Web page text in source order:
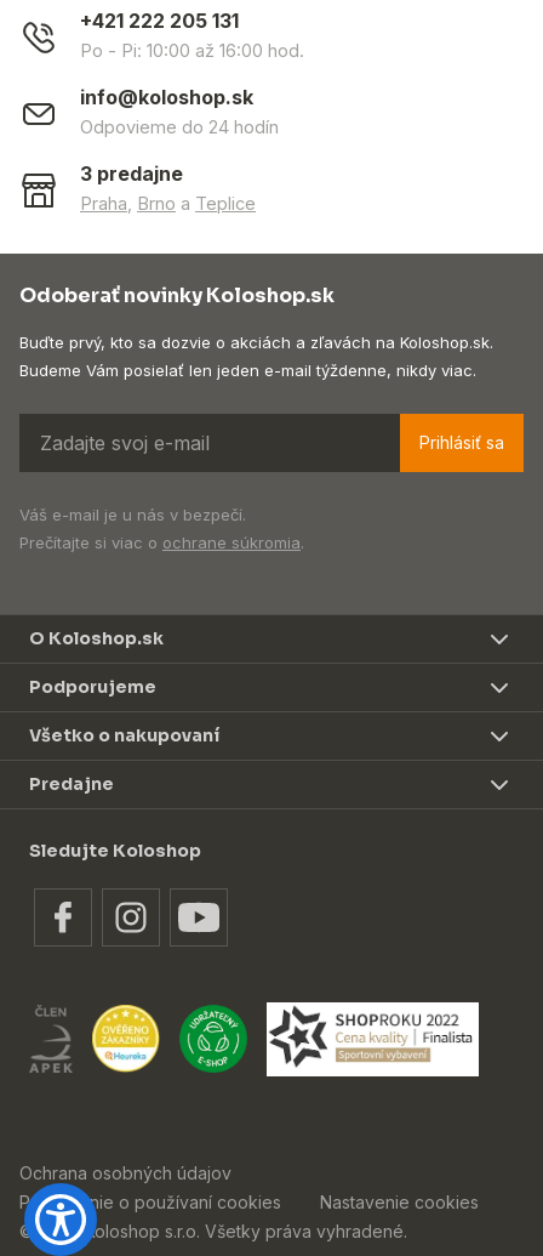
+421 222 205 131
Po - Pi: 10:00 až 16:00 hod.
info@koloshop.sk
Odpovieme do 24 hodín
3 predajne
Praha Brno a Teplice
Odoberať novinky Koloshop.sk
Buďte prvý, kto sa dozvie o akciách a zľavách na Koloshop.sk.
Budeme Vám posielať len jeden e-mail týždenne, nikdy viac.
Prihlásiť sa
Váš e-mail je u nás v bezpečí.
Prečítajte si viac o ochrane súkromia.
O Koloshop.sk
Podporujeme
Všetko o nakupovaní
Predajne
Sledujte Koloshop
Ochrana osobných údajov
Prehlásenie o používaní cookies
Nastavenie cookies
© 2026 Koloshop s.r.o. Všetky práva vyhradené.